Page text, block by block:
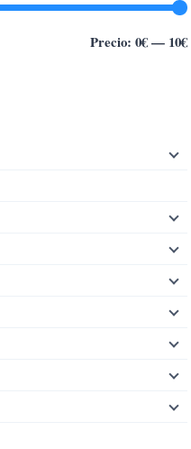
Precio: 0€— 10€